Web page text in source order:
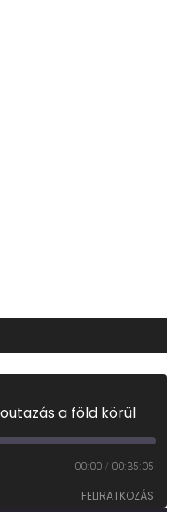
a föld körül
00:00 / 00:35:05
FELIRATKOZÁS